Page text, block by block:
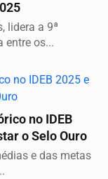
lidera a 9ª
entre os...
no IDEB
o Selo Ouro
e das metas